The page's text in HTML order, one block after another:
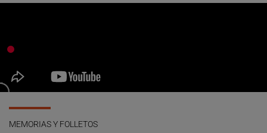
MEMORIAS Y FOLLETOS